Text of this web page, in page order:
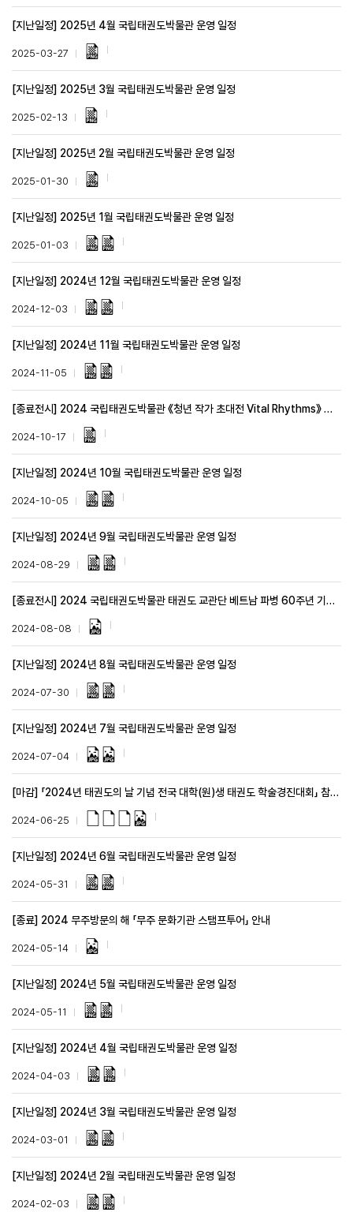
[지난일정] 2025년 4월 국립태권도박물관 운영 일정
2025-03-27
[지난일정] 2025년 3월 국립태권도박물관 운영 일정
2025-02-13
[지난일정] 2025년 2월 국립태권도박물관 운영 일정
2025-01-30
[지난일정] 2025년 1월 국립태권도박물관 운영 일정
2025-01-03
[지난일정] 2024년 12월 국립태권도박물관 운영 일정
2024-12-03
[지난일정] 2024년 11월 국립태권도박물관 운영 일정
2024-11-05
[종료전시] 2024 국립태권도박물관 《청년 작가 초대전 Vital Rhythms》 안내
2024-10-17
[지난일정] 2024년 10월 국립태권도박물관 운영 일정
2024-10-05
[지난일정] 2024년 9월 국립태권도박물관 운영 일정
2024-08-29
[종료전시] 2024 국립태권도박물관 태권도 교관단 베트남 파병 60주년 기획전시 <따이한, 태권도 Đại Hàn, Taekwondo> 안내
2024-08-08
[지난일정] 2024년 8월 국립태권도박물관 운영 일정
2024-07-30
[지난일정] 2024년 7월 국립태권도박물관 운영 일정
2024-07-04
[마감] 「2024년 태권도의 날 기념 전국 대학(원)생 태권도 학술경진대회」 참가자 모집
2024-06-25
[지난일정] 2024년 6월 국립태권도박물관 운영 일정
2024-05-31
[종료] 2024 무주방문의 해 「무주 문화기관 스탬프투어」 안내
2024-05-14
[지난일정] 2024년 5월 국립태권도박물관 운영 일정
2024-05-11
[지난일정] 2024년 4월 국립태권도박물관 운영 일정
2024-04-03
[지난일정] 2024년 3월 국립태권도박물관 운영 일정
2024-03-01
[지난일정] 2024년 2월 국립태권도박물관 운영 일정
2024-02-03